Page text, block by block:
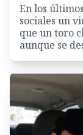
En los
sociales un
que un toro
aunque se